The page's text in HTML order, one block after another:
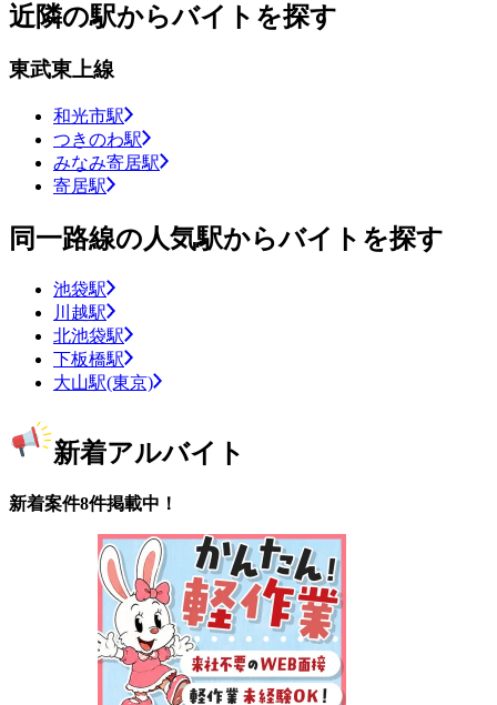
近隣の駅からバイトを探す
東武東上線
和光市駅
つきのわ駅
みなみ寄居駅
寄居駅
同一路線の人気駅からバイトを探す
池袋駅
川越駅
北池袋駅
下板橋駅
大山駅(東京)
新着アルバイト
新着案件8件掲載中！